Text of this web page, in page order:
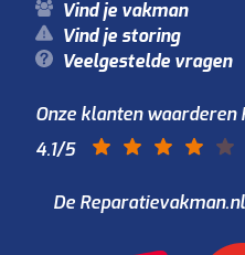
Vind je vakman
Vind je storing
Veelgestelde vragen
Onze klanten
4.1/5
De